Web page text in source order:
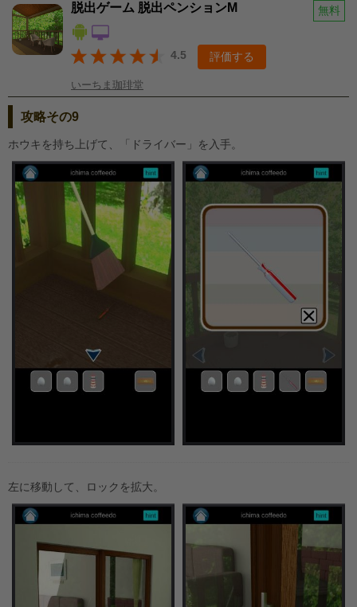
脱出ゲーム 脱出ペンションM 無料
4.5 評価する
いーちま珈琲堂
攻略その9
ホウキを持ち上げて、「ドライバー」を入手。
左に移動して、ロックを拡大。